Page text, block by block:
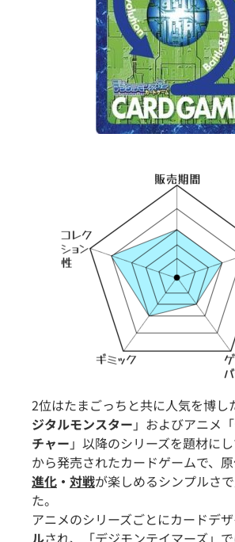
2位はたまごっちと共に人気を博し
ジタルモンスター 」およびアニメ「
チャー 」以降のシリーズを題材に
から発売されたカードゲームで、
進化 ・ 対戦が楽しめるシンプルさ
た。
アニメのシリーズごとにカードデ
ルされ、「デジモンテイマーズ」